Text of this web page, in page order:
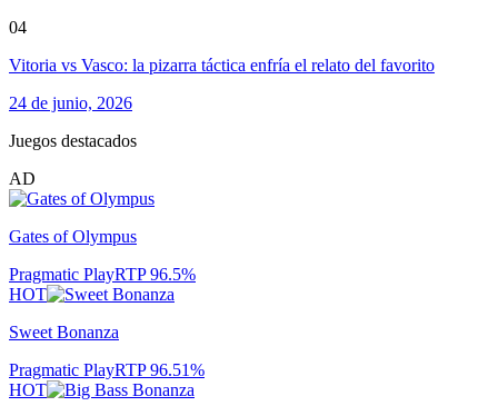
04
Vitoria vs Vasco: la pizarra táctica enfría el relato del favorito
24 de junio, 2026
Juegos destacados
AD
Gates of Olympus
Pragmatic PlayRTP96.5%
HOT
Sweet Bonanza
Pragmatic PlayRTP96.51%
HOT